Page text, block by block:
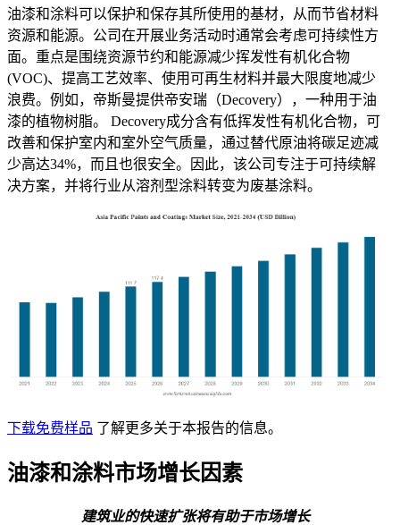
油漆和涂料可以保护和保存其所使用的基材，从而节省材料
资源和能源。公司在开展业务活动时通常会考虑可持续性方
面。重点是围绕资源节约和能源减少挥发性有机化合物
(VOC)、提高工艺效率、使用可再生材料并最大限度地减少
浪费。例如，帝斯曼提供帝安瑞（Decovery），一种用于油
漆的植物树脂。 Decovery成分含有低挥发性有机化合物，可
改善和保护室内和室外空气质量，通过替代原油将碳足迹减
少高达34%，而且也很安全。因此，该公司专注于可持续解
决方案，并将行业从溶剂型涂料转变为废基涂料。
下载免费样品 了解更多关于本报告的信息。
油漆和涂料市场增长因素
建筑业的快速扩张将有助于市场增长